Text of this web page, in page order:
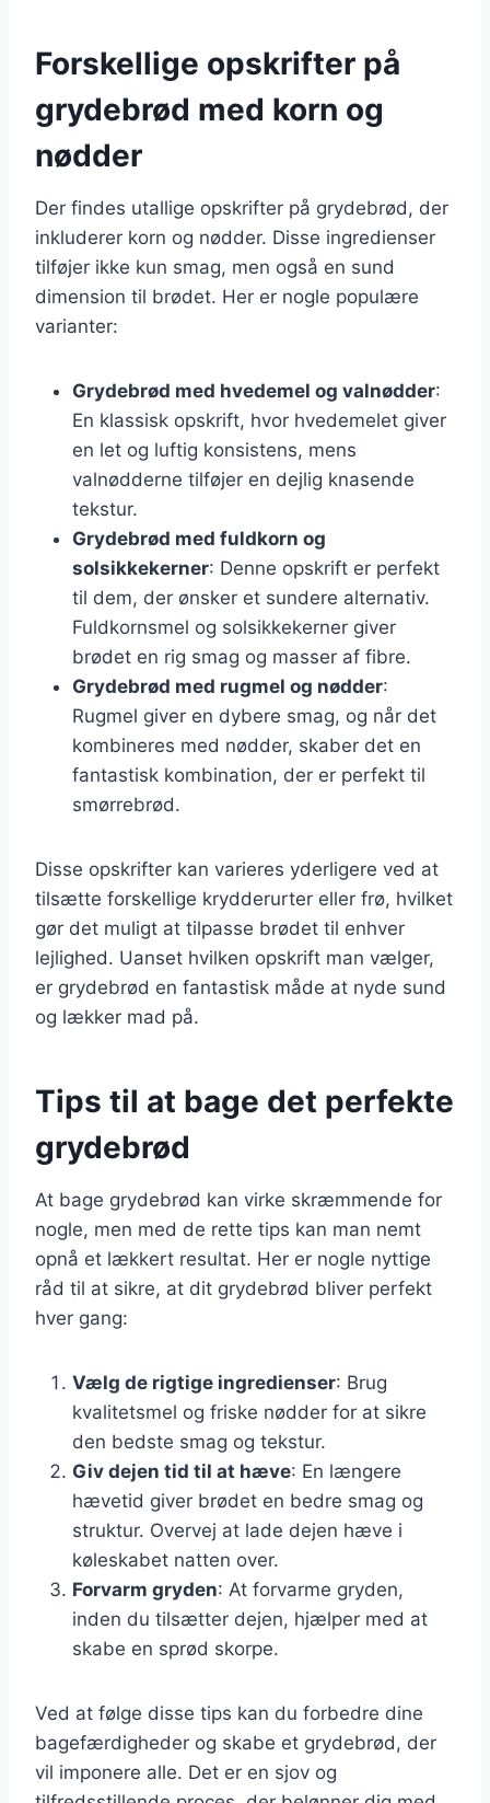
Forskellige opskrifter på
grydebrød med korn og
nødder
Der findes utallige opskrifter på grydebrød, der
inkluderer korn og nødder. Disse ingredienser
tilføjer ikke kun smag, men også en sund
dimension til brødet. Her er nogle populære
varianter:
Grydebrød med hvedemel og valnødder:
En klassisk opskrift, hvor hvedemelet giver
en let og luftig konsistens, mens
valnødderne tilføjer en dejlig knasende
tekstur.
Grydebrød med fuldkorn og
solsikkekerner: Denne opskrift er perfekt
til dem, der ønsker et sundere alternativ.
Fuldkornsmel og solsikkekerner giver
brødet en rig smag og masser af fibre.
Grydebrød med rugmel og nødder:
Rugmel giver en dybere smag, og når det
kombineres med nødder, skaber det en
fantastisk kombination, der er perfekt til
smørrebrød.
Disse opskrifter kan varieres yderligere ved at
tilsætte forskellige krydderurter eller frø, hvilket
gør det muligt at tilpasse brødet til enhver
lejlighed. Uanset hvilken opskrift man vælger,
er grydebrød en fantastisk måde at nyde sund
og lækker mad på.
Tips til at bage det perfekte
grydebrød
At bage grydebrød kan virke skræmmende for
nogle, men med de rette tips kan man nemt
opnå et lækkert resultat. Her er nogle nyttige
råd til at sikre, at dit grydebrød bliver perfekt
hver gang:
Vælg de rigtige ingredienser: Brug
kvalitetsmel og friske nødder for at sikre
den bedste smag og tekstur.
Giv dejen tid til at hæve: En længere
hævetid giver brødet en bedre smag og
struktur. Overvej at lade dejen hæve i
køleskabet natten over.
Forvarm gryden: At forvarme gryden,
inden du tilsætter dejen, hjælper med at
skabe en sprød skorpe.
Ved at følge disse tips kan du forbedre dine
bagefærdigheder og skabe et grydebrød, der
vil imponere alle. Det er en sjov og